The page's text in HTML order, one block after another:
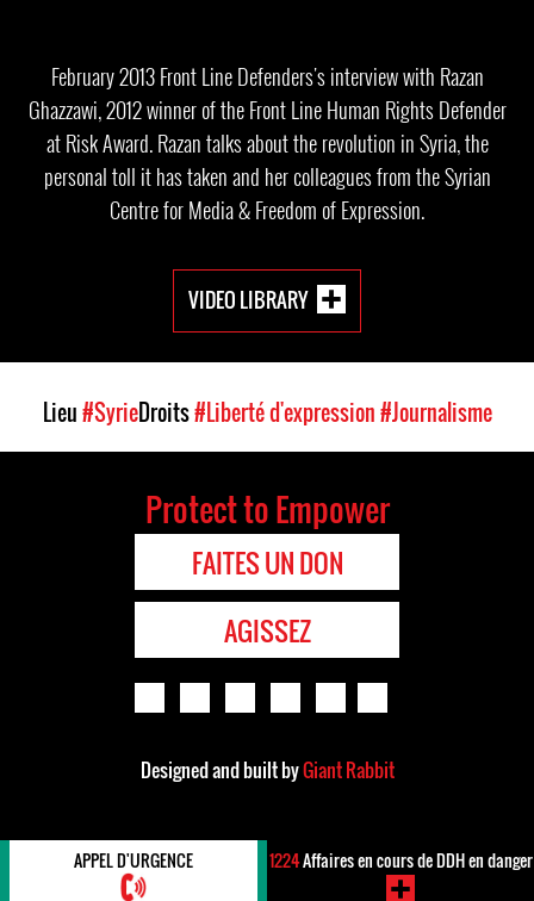
February 2013 Front Line Defenders's interview with Razan
Ghazzawi, 2012 winner of the Front Line Human Rights Defender
at Risk Award. Razan talks about the revolution in Syria, the
personal toll it has taken and her colleagues from the Syrian
Centre for Media & Freedom of Expression.
VIDEO LIBRARY
Lieu#SyrieDroits#Liberté d'expression#Journalisme
Protect to Empower
FAITES UN DON
AGISSEZ
Designed and built byGiant Rabbit
APPEL D'URGENCE 1224Affaires en cours de DDH en danger